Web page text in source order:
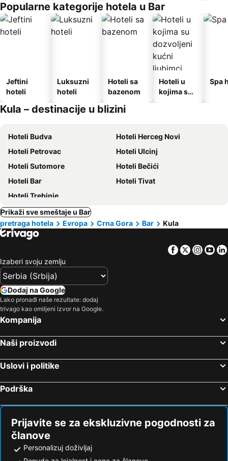
Popularne kategorije hotela u Bar
Jeftini
hoteli
Luksuzni
hoteli
Hoteli sa
bazenom
Hoteli u
kojima su
Spa
Kula – destinacije u blizini
Hoteli Budva
Hoteli Herceg Novi
Hoteli Petrovac
Hoteli Ulcinj
Hoteli Sutomore
Hoteli Bečići
Hoteli Bar
Hoteli Tivat
Hoteli Trebinje
Prikaži sve smeštaje u Bar
pretraga hotela
Evropa Crna Gora Bar Kula
Facebook
Twitter
Izaberi svoju zemlju
Dodaj na Google
Lako pronađi naše rezultate: dodaj
trivago kao omiljeni izvor na Google.
Kompanija
Naši proizvodi
Uslovi i politike
Podrška
Prijavite se za ekskluzivne pogodnosti za
članove
Personalizuj doživljaj